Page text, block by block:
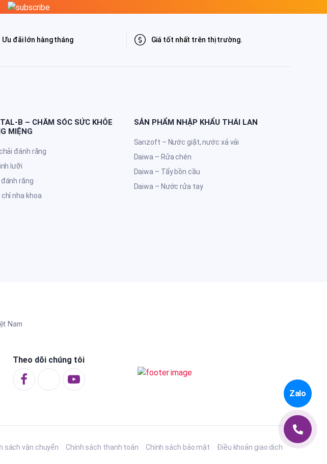
Ưu đãi lớn hàng tháng Giá tốt nhất trên thị trường.
B – CHĂM SÓC SỨC KHỎE
MIỆNG
đánh răng
lưỡi
đánh răng
nha khoa
SẢN PHẨM NHẬP KHẨU THÁI LAN
Sanzoft – Nước giặt, nước xả vải
Daiwa – Rửa chén
Daiwa – Tẩy bồn cầu
Daiwa – Nước rửa tay
Nam
Theo dõi chúng tôi
sách vận chuyển Chính sách thanh toán Chính sách bảo mật Điều khoản giao dịch
Zalo